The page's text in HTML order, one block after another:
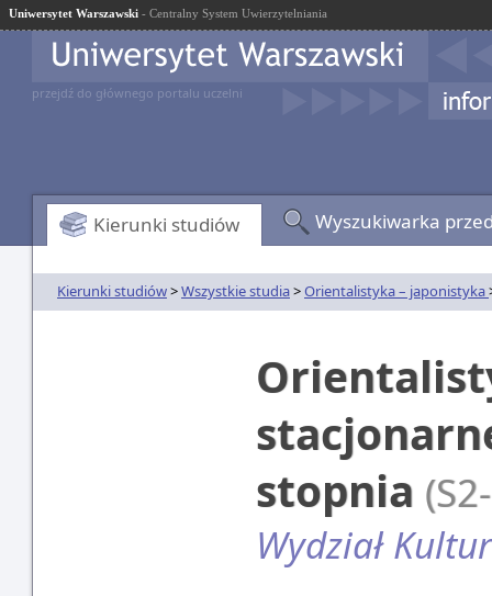
Uniwersytet Warszawski - Centralny System Uwierzytelniania
przejdź do głównego portalu uczelni
Kierunki studiów Wyszukiwarka
Kierunki studiów>Wszystkie studia>Orientalistyka – japonistyka
stopnia
Wydział